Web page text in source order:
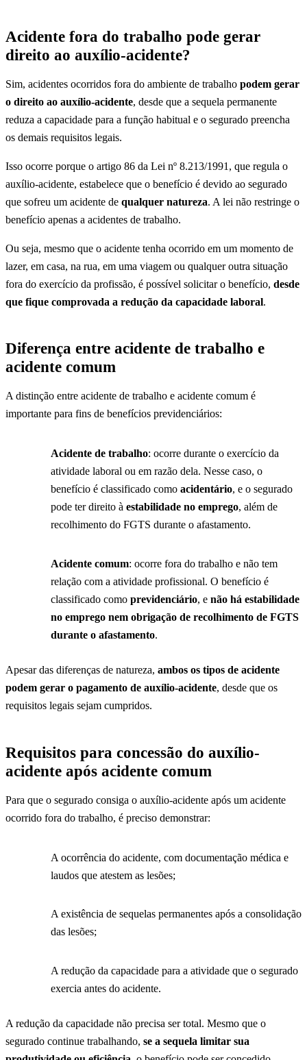
Acidente fora do trabalho pode gerar
direito ao auxílio-acidente?
Sim, acidentes ocorridos fora do ambiente de trabalho podem gerar
o direito ao auxílio-acidente, desde que a sequela permanente
reduza a capacidade para a função habitual e o segurado preencha
os demais requisitos legais.
Isso ocorre porque o artigo 86 da Lei nº 8.213/1991, que regula o
auxílio-acidente, estabelece que o benefício é devido ao segurado
que sofreu um acidente de qualquer natureza. A lei não restringe o
benefício apenas a acidentes de trabalho.
Ou seja, mesmo que o acidente tenha ocorrido em um momento de
lazer, em casa, na rua, em uma viagem ou qualquer outra situação
fora do exercício da profissão, é possível solicitar o benefício, desde
que fique comprovada a redução da capacidade laboral.
Diferença entre acidente de trabalho e
acidente comum
A distinção entre acidente de trabalho e acidente comum é
importante para fins de benefícios previdenciários:
Acidente de trabalho: ocorre durante o exercício da
atividade laboral ou em razão dela. Nesse caso, o
benefício é classificado como acidentário, e o segurado
pode ter direito à estabilidade no emprego, além de
recolhimento do FGTS durante o afastamento.
Acidente comum: ocorre fora do trabalho e não tem
relação com a atividade profissional. O benefício é
classificado como previdenciário, e não há estabilidade
no emprego nem obrigação de recolhimento de FGTS
durante o afastamento.
Apesar das diferenças de natureza, ambos os tipos de acidente
podem gerar o pagamento de auxílio-acidente, desde que os
requisitos legais sejam cumpridos.
Requisitos para concessão do auxílio-
acidente após acidente comum
Para que o segurado consiga o auxílio-acidente após um acidente
ocorrido fora do trabalho, é preciso demonstrar:
A ocorrência do acidente, com documentação médica e
laudos que atestem as lesões;
A existência de sequelas permanentes após a consolidação
das lesões;
A redução da capacidade para a atividade que o segurado
exercia antes do acidente.
A redução da capacidade não precisa ser total. Mesmo que o
segurado continue trabalhando, se a sequela limitar sua